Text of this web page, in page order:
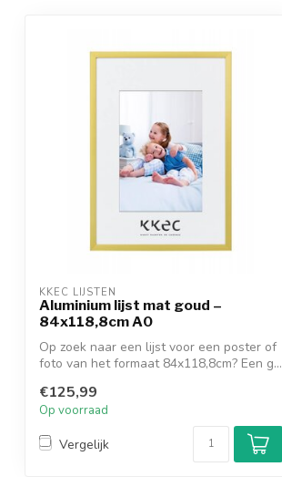
KKEC LIJSTEN
Aluminium lijst mat goud –
84x118,8cm A0
Op zoek naar een lijst voor een poster of
foto van het formaat 84x118,8cm? Een g...
€125,99
Op voorraad
Vergelijk